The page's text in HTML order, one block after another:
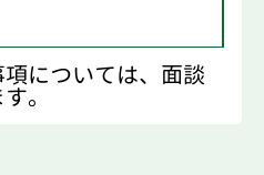
については、面談
。